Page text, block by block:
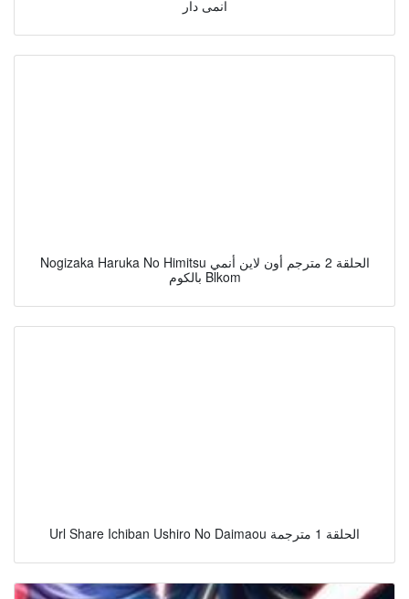
انمى دار
Nogizaka Haruka No Himitsu الحلقة 2 مترجم أون لاين أنمي
بالكوم Blkom
Url Share Ichiban Ushiro No Daimaou الحلقة 1 مترجمة